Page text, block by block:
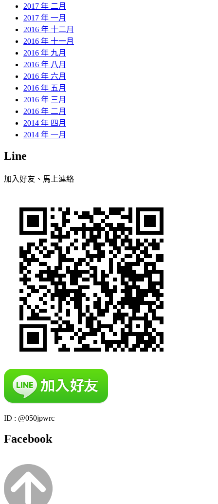
2017 年 二月
2017 年 一月
2016 年 十二月
2016 年 十一月
2016 年 九月
2016 年 八月
2016 年 六月
2016 年 五月
2016 年 三月
2016 年 二月
2014 年 四月
2014 年 一月
Line
加入好友、馬上連絡
ID : @050jpwrc
Facebook